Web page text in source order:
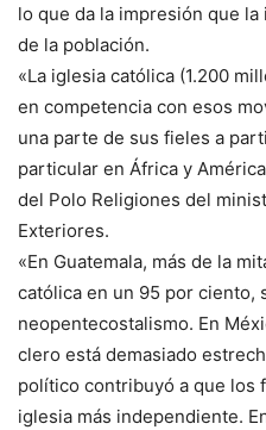
lo que da la impresión que
de la población.
«La iglesia católica (1.200
en competencia con esos
una parte de sus fieles a
particular en África y
del Polo Religiones del
Exteriores.
«En Guatemala, más de la
católica en un 95 por ciento,
neopentecostalismo. En
clero está demasiado
político contribuyó a que los
iglesia más independiente.